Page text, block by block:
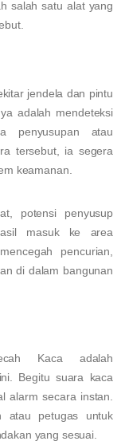
salah satu alat yang
jendela dan pintu
adalah mendeteksi
penyusupan atau
tersebut, ia segera
keamanan.
potensi penyusup
masuk ke area
pencurian,
di dalam bangunan
Kaca adalah
Begitu suara kaca
alarm secara instan.
atau petugas untuk
yang sesuai.